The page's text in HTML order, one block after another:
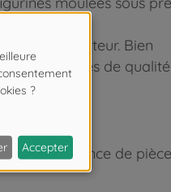
de hauteur. Bien
métalliques de
à la présence de